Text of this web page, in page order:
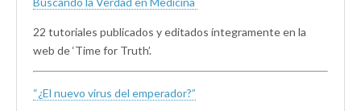
22 tutoriales publicados y editados íntegramente en la
web de ‘Time for Truth’.
“¿El nuevo virus del emperador?”